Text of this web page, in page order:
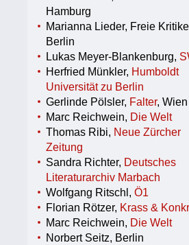
Hamburg
Marianna Lieder, Freie
Berlin
Lukas Meyer-Blankenburg,
Herfried Münkler, Humboldt
Universität zu Berlin
Gerlinde Pölsler, Falter, Wien
Marc Reichwein, Die Welt
Thomas Ribi, Neue Zürcher
Zeitung
Sandra Richter, Deutsches
Literaturarchiv Marbach
Wolfgang Ritschl,Ö1
Florian Rötzer, Krass &
Marc Reichwein, Die Welt
Norbert Seitz, Berlin